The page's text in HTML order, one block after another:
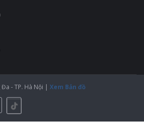
- TP. Hà Nội | Xem Bản đồ